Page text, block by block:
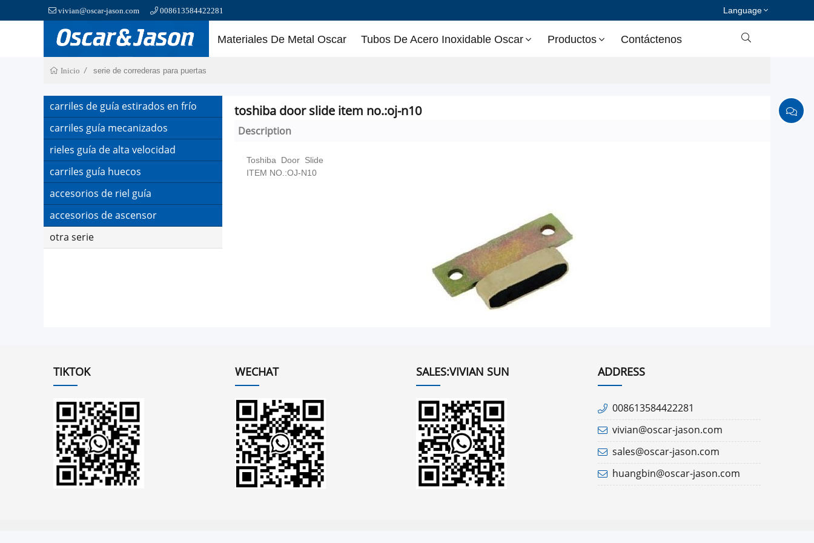
vivian@oscar-jason.com 008613584422281 Language
Materiales De Metal Oscar Tubos De Acero Inoxidable Oscar Productos Contáctenos 
Inicio serie de correderas para puertas
carriles de guía estirados en frío
carriles guía mecanizados
rieles guía de alta velocidad
carriles guía huecos
accesorios de riel guía
accesorios de ascensor
otra serie
toshiba door slide item no.:oj-n10
Description
Toshiba Door Slide
ITEM NO.:OJ-N10
TIKTOK WECHAT SALES:VIVIAN SUN ADDRESS
008613584422281
vivian@oscar-jason.com
sales@oscar-jason.com
huangbin@oscar-jason.com